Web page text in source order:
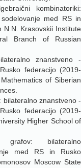
kombinatoriki:
med RS in
Krasovskii Institute
Branch of Russian
znanstveno -
federacijo (2019-
of Siberian
znanstveno -
federacijo (2019-
Higher School of
grafov: bilateralno
med RS in Rusko
Moscow State